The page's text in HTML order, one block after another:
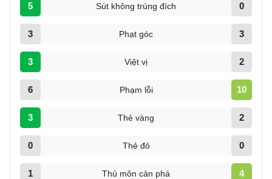
5 Sút không trúng đích 0
3 Phạt góc 3
3 Việt vị 2
6 Phạm lỗi 10
3 Thẻ vàng 2
0 Thẻ đỏ 0
1 Thủ môn cản phá 4